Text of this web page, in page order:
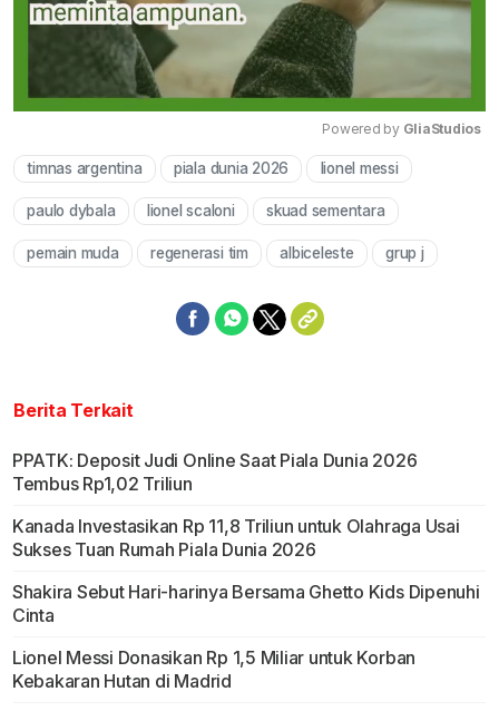
Mute
Powered by GliaStudios
timnas argentina piala dunia 2026 lionel messi
paulo dybala lionel scaloni skuad sementara
pemain muda regenerasi tim albiceleste grup j
Berita Terkait
PPATK: Deposit Judi Online Saat Piala Dunia 2026
Tembus Rp1,02 Triliun
Kanada Investasikan Rp 11,8 Triliun untuk Olahraga Usai
Sukses Tuan Rumah Piala Dunia 2026
Shakira Sebut Hari-harinya Bersama Ghetto Kids Dipenuhi
Cinta
Lionel Messi Donasikan Rp 1,5 Miliar untuk Korban
Kebakaran Hutan di Madrid